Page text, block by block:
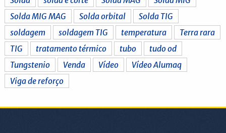
Solda MIG MAG
Solda orbital
Solda TIG
soldagem
soldagem TIG temperatura
Terra rara
TIG
tratamento térmico tubo
tudo od
Tungstenio
Venda Vídeo
Vídeo Alumaq
Viga de reforço